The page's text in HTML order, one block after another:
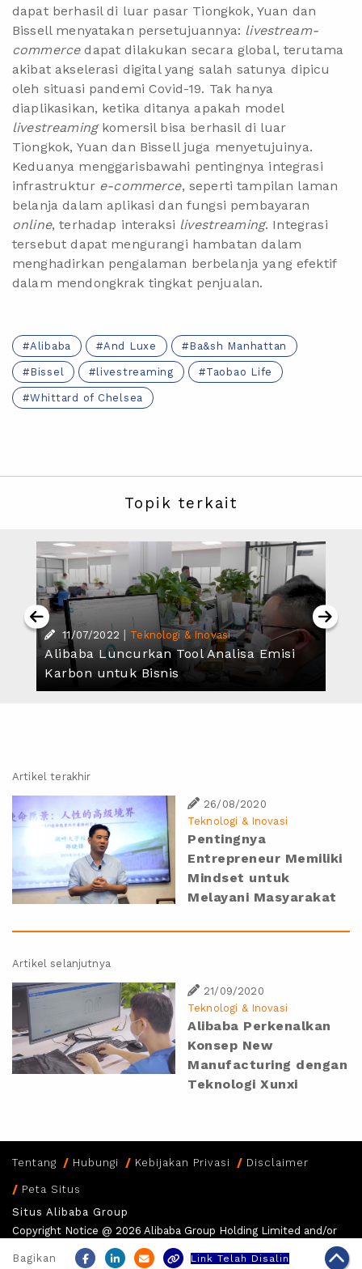
dapat berhasil di luar pasar Tiongkok, Yuan dan
Bissell menyatakan persetujuannya: livestream-
commercedapat dilakukan secara global, terutama
akibat akselerasi digital yang salah satunya dipicu
oleh situasi pandemi Covid-19. Tak hanya
diaplikasikan, ketika ditanya apakah model
livestreamingkomersil bisa berhasil di luar
Tiongkok, Yuan dan Bissell juga menyetujuinya.
Keduanya menggarisbawahi pentingnya integrasi
infrastruktur e-commerce, seperti tampilan laman
belanja dalam aplikasi dan fungsi pembayaran
online, terhadap interaksi livestreaming. Integrasi
tersebut dapat mengurangi hambatan dalam
menghadirkan pengalaman berbelanja yang efektif
dalam mendongkrak tingkat penjualan.
Alibaba And Luxe Ba&sh Manhattan
Bissel livestreaming Taobao Life
Whittard of Chelsea
Bagikan Link Telah Disalin
Topik terkait
11/07/2022 | Teknologi & Inovasi
Alibaba Luncurkan Tool Analisa Emisi
Karbon untuk Bisnis
Artikel terakhir
26/08/2020
Teknologi & Inovasi
Pentingnya
Entrepreneur Memiliki
Mindset untuk
Melayani Masyarakat
Artikel selanjutnya
21/09/2020
Teknologi & Inovasi
Alibaba Perkenalkan
Konsep New
Manufacturing dengan
Teknologi Xunxi
Tentang Hubungi Kebijakan Privasi Disclaimer
Peta Situs
Situs Alibaba Group
Copyright Notice @ 2026 Alibaba Group Holding Limited and/or
its affiliates and licensors. All rights reserved